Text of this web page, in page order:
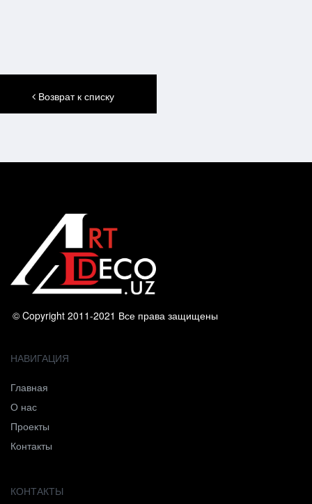
Возврат к списку
© Copyright 2011-2021 Все права защищены
НАВИГАЦИЯ
Главная
О нас
Проекты
Контакты
КОНТАКТЫ